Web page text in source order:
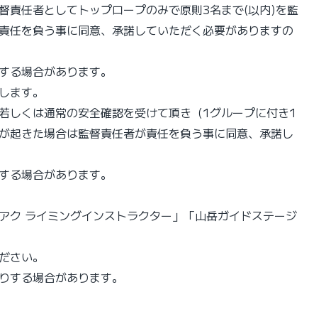
責任者としてトップロープのみで原則3名まで(以内)を監
を負う事に同意、承諾していただく必要がありますの
場合があります。
す。
くは通常の安全確認を受けて頂き（1グループに付き1
きた場合は監督責任者が責任を負う事に同意、承諾し
場合があります。
ク ライミングインストラクター」「⼭岳ガイドステージ
い。
る場合があります。